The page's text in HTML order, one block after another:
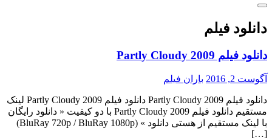
دانلود فیلم
دانلود فیلم Partly Cloudy 2009
آگوست 2, 2016 باران فیلم
دانلود فیلم Partly Cloudy 2009 دانلود فیلم Partly Cloudy 2009 لینک
مستقیم دانلود فیلم Partly Cloudy 2009 با دو کیفیت « دانلود رایگان
با لینک مستقیم از هستی دانلود » (BluRay 720p / BluRay 1080p)
[…]